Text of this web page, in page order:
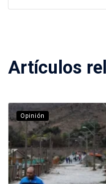
Artículos
Opinión